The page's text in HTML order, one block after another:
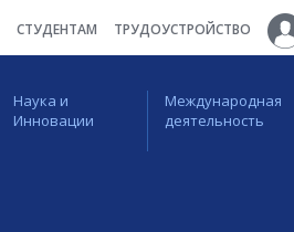
СТУДЕНТАМ ТРУДОУСТРОЙСТВО
Наука и
Инновации
Международная
деятельность